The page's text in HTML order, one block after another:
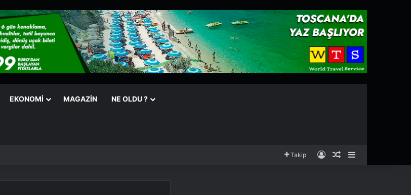
EKONOMI MAGAZIN NE OLDU ?
Takip Kayıt OlRastgele Makale
Kenar Bölmesi